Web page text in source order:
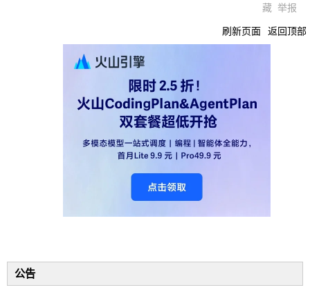
藏 举报
刷新页面 返回顶部
公告